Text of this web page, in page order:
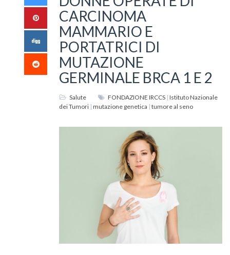
CARCINOMA
MAMMARIO E
PORTATRICI DI
MUTAZIONE
GERMINALE BRCA 1 E 2
Salute FONDAZIONE IRCCS | Istituto Nazionale
dei Tumori | mutazione genetica | tumore al seno